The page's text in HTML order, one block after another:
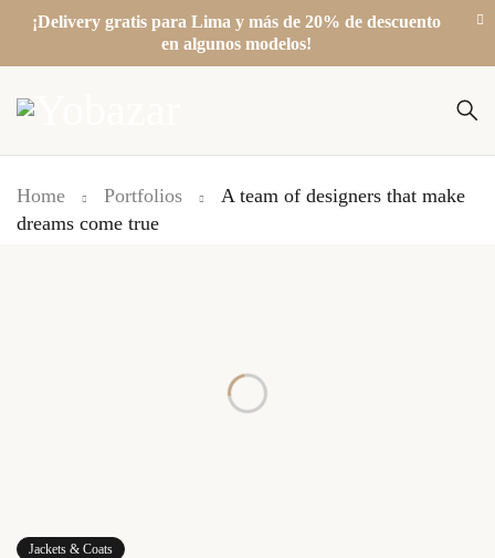
¡Delivery gratis para Lima y más de 20% de descuento
en algunos modelos!
Home Portfolios
A team of designers that make
dreams come true
Jackets & Coats